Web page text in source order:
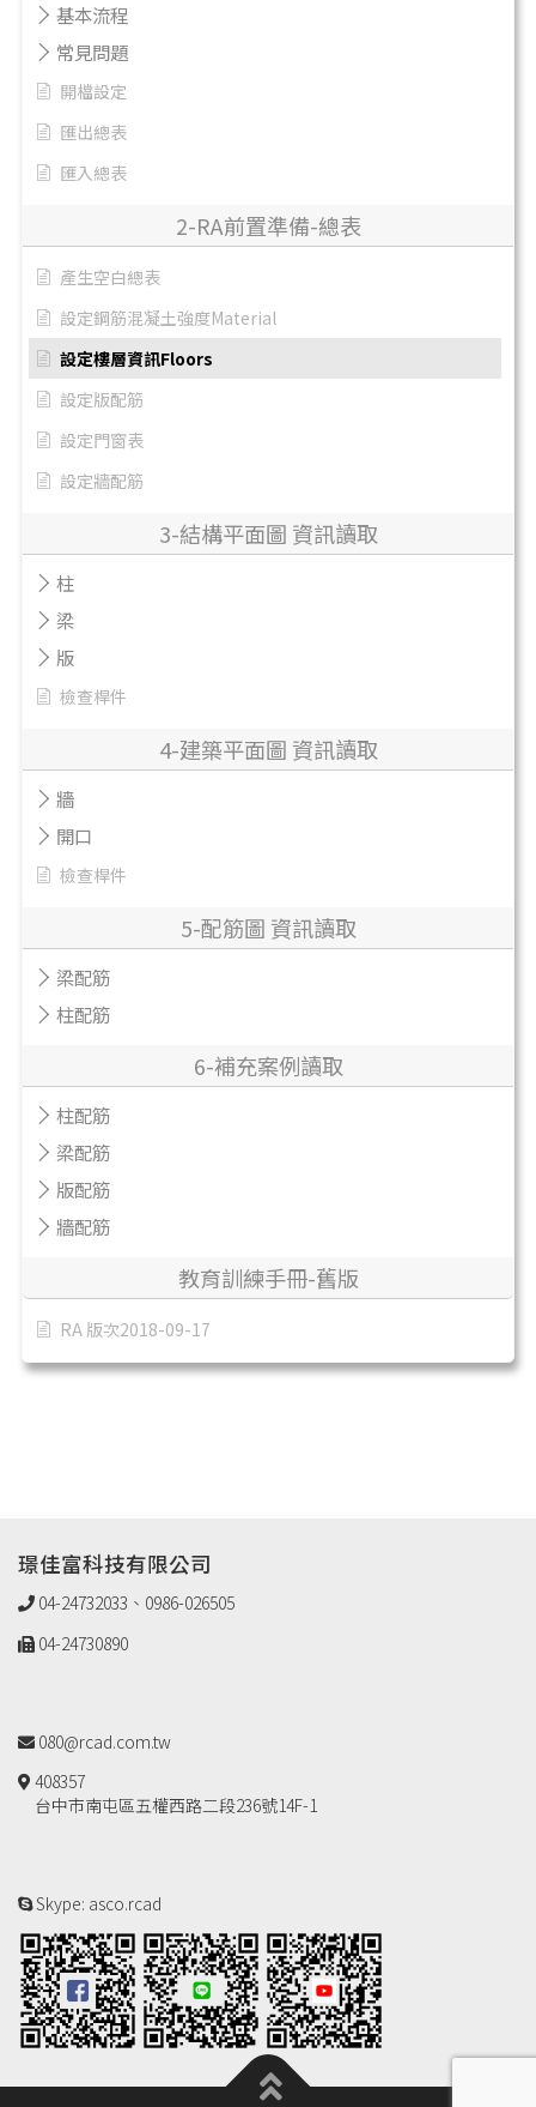
基本流程
常見問題
開檔設定
匯出總表
匯入總表
2-RA前置準備-總表
產生空白總表
設定鋼筋混凝土強度Material
設定樓層資訊Floors
設定版配筋
設定門窗表
設定牆配筋
3-結構平面圖 資訊讀取
柱
梁
版
檢查桿件
4-建築平面圖 資訊讀取
牆
開口
檢查桿件
5-配筋圖 資訊讀取
梁配筋
柱配筋
6-補充案例讀取
柱配筋
梁配筋
版配筋
牆配筋
教育訓練手冊-舊版
RA 版次2018-09-17
璟佳富科技有限公司
04-24732033、0986-026505
04-24730890
080@rcad.com.tw
408357
台中市南屯區五權西路二段236號14F-1
Skype: asco.rcad